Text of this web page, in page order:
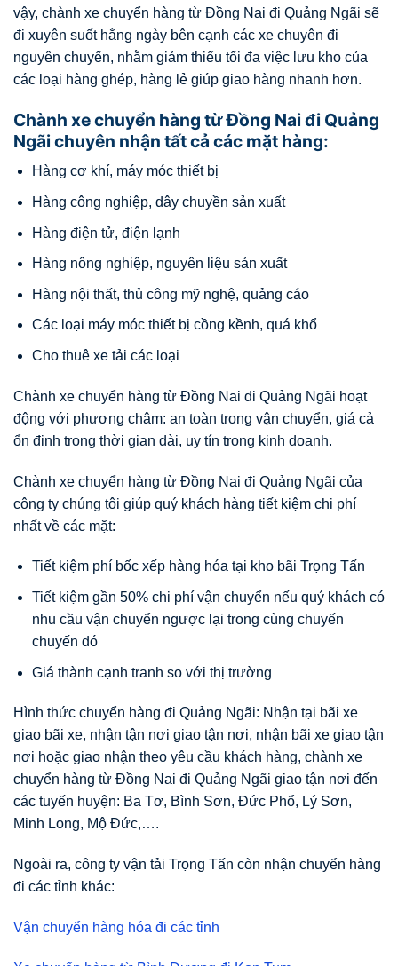
vậy, chành xe chuyển hàng từ Đồng Nai đi Quảng Ngãi sẽ
đi xuyên suốt hằng ngày bên cạnh các xe chuyên đi
nguyên chuyến, nhằm giảm thiểu tối đa việc lưu kho của
các loại hàng ghép, hàng lẻ giúp giao hàng nhanh hơn.
Chành xe chuyển hàng từ Đồng Nai đi Quảng
Ngãi chuyên nhận tất cả các mặt hàng:
Hàng cơ khí, máy móc thiết bị
Hàng công nghiệp, dây chuyền sản xuất
Hàng điện tử, điện lạnh
Hàng nông nghiệp, nguyên liệu sản xuất
Hàng nội thất, thủ công mỹ nghệ, quảng cáo
Các loại máy móc thiết bị cồng kềnh, quá khổ
Cho thuê xe tải các loại
Chành xe chuyển hàng từ Đồng Nai đi Quảng Ngãi hoạt
động với phương châm: an toàn trong vận chuyển, giá cả
ổn định trong thời gian dài, uy tín trong kinh doanh.
Chành xe chuyển hàng từ Đồng Nai đi Quảng Ngãi của
công ty chúng tôi giúp quý khách hàng tiết kiệm chi phí
nhất về các mặt:
Tiết kiệm phí bốc xếp hàng hóa tại kho bãi Trọng Tấn
Tiết kiệm gần 50% chi phí vận chuyển nếu quý khách có
nhu cầu vận chuyển ngược lại trong cùng chuyến
chuyến đó
Giá thành cạnh tranh so với thị trường
Hình thức chuyển hàng đi Quảng Ngãi: Nhận tại bãi xe
giao bãi xe, nhận tận nơi giao tận nơi, nhận bãi xe giao tận
nơi hoặc giao nhận theo yêu cầu khách hàng, chành xe
chuyển hàng từ Đồng Nai đi Quảng Ngãi giao tận nơi đến
các tuyến huyện: Ba Tơ, Bình Sơn, Đức Phổ, Lý Sơn,
Minh Long, Mộ Đức,….
Ngoài ra, công ty vận tải Trọng Tấn còn nhận chuyển hàng
đi các tỉnh khác:
Vận chuyển hàng hóa đi các tỉnh